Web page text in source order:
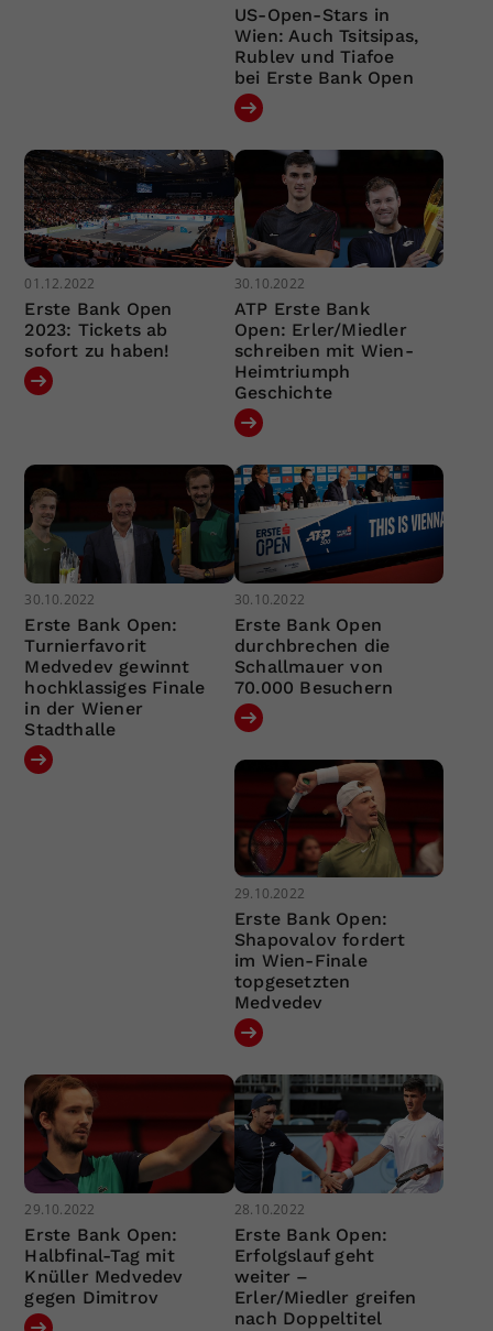
US-Open-Stars in
Wien: Auch Tsitsipas,
Rublev und Tiafoe
bei Erste Bank Open
01.12.2022
Erste Bank Open
2023: Tickets ab
sofort zu haben!
30.10.2022
ATP Erste Bank
Open: Erler/Miedler
schreiben mit Wien-
Heimtriumph
Geschichte
30.10.2022
Erste Bank Open:
Turnierfavorit
Medvedev gewinnt
hochklassiges Finale
in der Wiener
Stadthalle
30.10.2022
Erste Bank Open
durchbrechen die
Schallmauer von
70.000 Besuchern
29.10.2022
Erste Bank Open:
Shapovalov fordert
im Wien-Finale
topgesetzten
Medvedev
29.10.2022
Erste Bank Open:
Halbfinal-Tag mit
Knüller Medvedev
gegen Dimitrov
28.10.2022
Erste Bank Open:
Erfolgslauf geht
weiter –
Erler/Miedler greifen
nach Doppeltitel